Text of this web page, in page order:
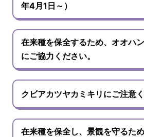
年4月1日～）
在来種を保全するため、オオハ
にご協力ください。
クビアカツヤカミキリにご注意
在来種を保全し、景観を守るた